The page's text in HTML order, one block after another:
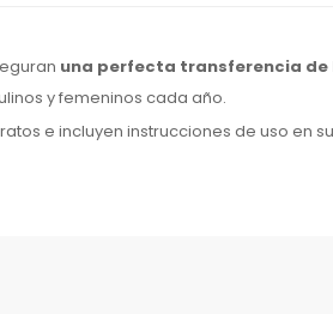
una perfecta transferencia
y femeninos cada año.
e incluyen instrucciones de uso en